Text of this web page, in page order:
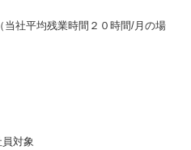
社平均残業時間２０時間/月の場
員対象